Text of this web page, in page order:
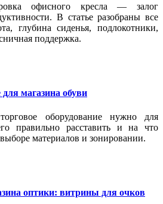
офисного кресла — залог
В статье разобраны все
глубина сиденья, подлокотники,
поддержка.
для магазина обуви
оборудование нужно для
правильно расставить и на что
материалов и зонировании.
оптики: витрины для очков